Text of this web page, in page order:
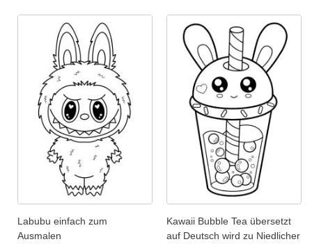
Labubu einfach zum
Ausmalen
Kawaii Bubble Tea übersetzt
auf Deutsch wird zu Niedlicher